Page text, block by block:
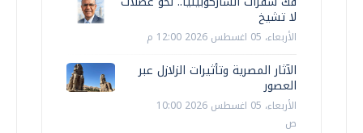
لا تشيخ
الأربعاء، 05 اغسطس 2026 12:00 م
الآثار المصرية وتأثيرات الزلازل عبر
العصور
الأربعاء، 05 اغسطس 2026 10:00
ص